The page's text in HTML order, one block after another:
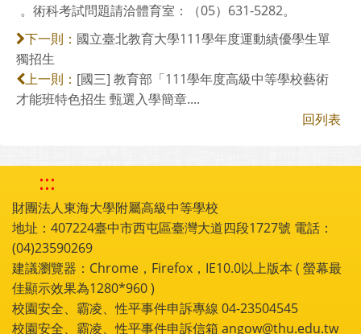
。術科考試問題請洽體育室：（05）631-5282。
下一則： 國立臺北教育大學111學年度運動績優學生單
獨招生
上一則： [國三] 教育部「111學年度高級中等學校藝術
才能班特色招生 甄選入學簡章....
回列表
:::
財團法人東海大學附屬高級中等學校
地址：407224臺中市西屯區臺灣大道四段1727號 電話：
(04)23590269
建議瀏覽器：Chrome，Firefox，IE10.0以上版本 ( 螢幕最
佳顯示效果為1280*960 )
校園安全、霸凌、性平事件申訴專線 04-23504545
校園安全、霸凌、性平事件申訴信箱 angow@thu.edu.tw